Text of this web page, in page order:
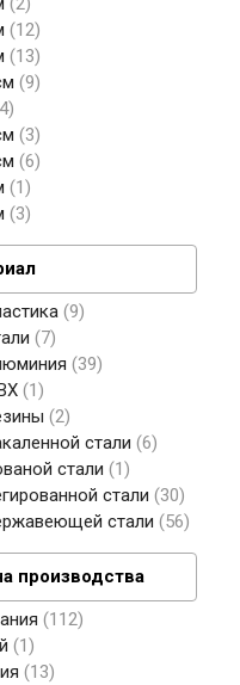
12
13
9
4
3
6
1
3
9
7
39
1
2
стали 6
стали
1
стали
30
стали
56
производства
112
1
13